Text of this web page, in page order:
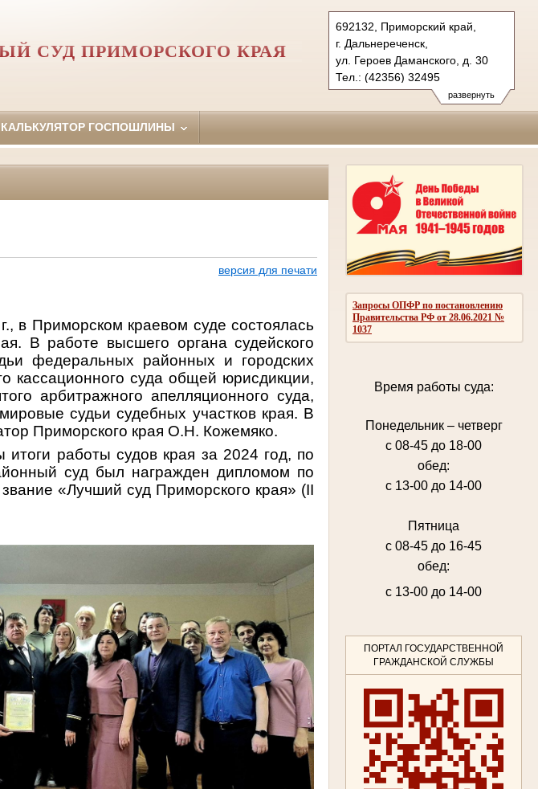
развернуть
692132, Приморский край,
г. Дальнереченск,
ул. Героев Даманского, д. 30
Тел.: (42356) 32495
dalnerechensky.prm@sudrf.ru
СУД ПРИМОРСКОГО КРАЯ
КАЛЬКУЛЯТОР ГОСПОШЛИНЫ
Запросы ОПФР по постановлению
Правительства РФ от 28.06.2021 №
1037
Время работы суда:
Понедельник – четверг
с 08-45 до 18-00
обед:
с 13-00 до 14-00
Пятница
с 08-45 до 16-45
обед:
с 13-00 до 14-00
ПОРТАЛ ГОСУДАРСТВЕННОЙ
ГРАЖДАНСКОЙ СЛУЖБЫ
версия для печати
в Приморском краевом суде состоялась
В работе высшего органа судейского
федеральных районных и городских
кассационного суда общей юрисдикции,
арбитражного апелляционного суда,
судьи судебных участков края. В
Приморского края О.Н. Кожемяко.
работы судов края за 2024 год, по
суд был награжден дипломом по
«Лучший суд Приморского края» (II